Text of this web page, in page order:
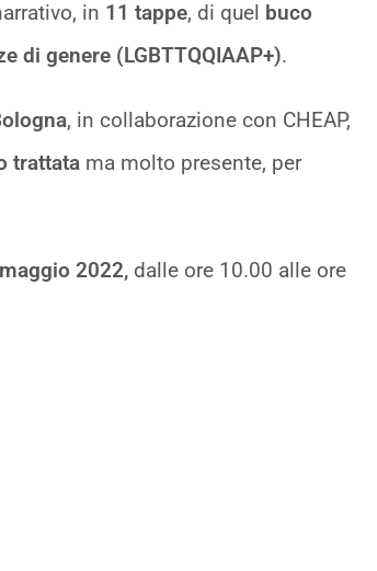
in 11 tappe, di quel buco
di genere (LGBTTQQIAAP+).
, in collaborazione con CHEAP,
trattata ma molto presente, per
2022, dalle ore 10.00 alle ore